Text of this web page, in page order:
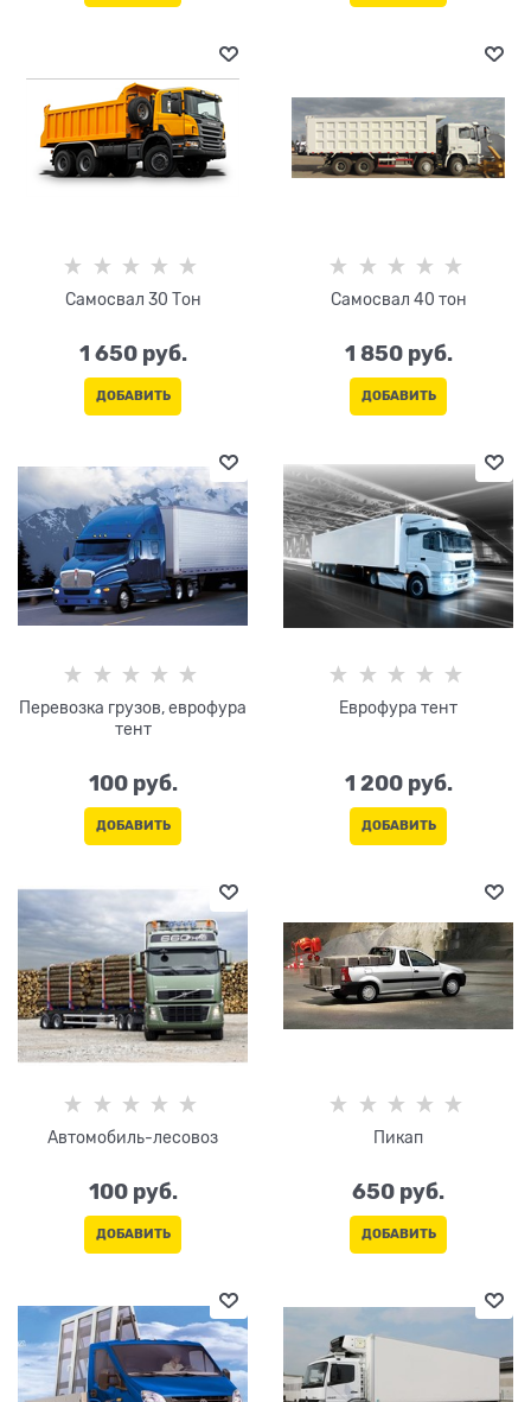
Самосвал 30 Тон
1 650 руб.
ДОБАВИТЬ
Самосвал 40 тон
1 850 руб.
ДОБАВИТЬ
Перевозка грузов, еврофура
тент
100 руб.
ДОБАВИТЬ
Еврофура тент
1 200 руб.
ДОБАВИТЬ
Автомобиль-лесовоз
100 руб.
ДОБАВИТЬ
Пикап
650 руб.
ДОБАВИТЬ